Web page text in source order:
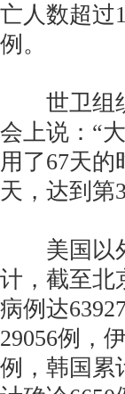
亡人数超过
例。
世卫组织
会上说：“
用了67天的
天，达到第
美国以外
计，截至北
病例达
29056例，
例，韩国累